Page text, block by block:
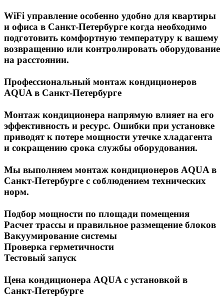
WiFi управление особенно удобно для квартиры
и офиса в Санкт-Петербурге когда необходимо
подготовить комфортную температуру к вашему
возвращению или контролировать оборудование
на расстоянии.
Профессиональный монтаж кондиционеров
AQUA в Санкт-Петербурге
Монтаж кондиционера напрямую влияет на его
эффективность и ресурс. Ошибки при установке
приводят к потере мощности утечке хладагента
и сокращению срока службы оборудования.
Мы выполняем монтаж кондиционеров AQUA в
Санкт-Петербурге с соблюдением технических
норм.
Подбор мощности по площади помещения
Расчет трассы и правильное размещение блоков
Вакуумирование системы
Проверка герметичности
Тестовый запуск
Цена кондиционера AQUA с установкой в
Санкт-Петербурге